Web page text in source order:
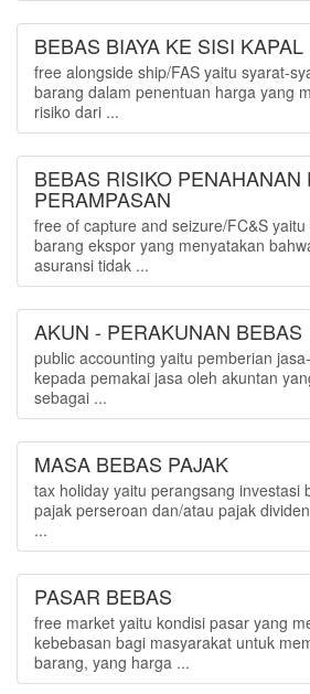
BEBAS BIAYA KE SISI KAPAL
free alongside ship/FAS yaitu syarat-
barang dalam penentuan harga yang
risiko dari ...
BEBAS RISIKO PENAHANAN
PERAMPASAN
free of capture and seizure/FC&S
barang ekspor yang menyatakan
asuransi tidak ...
AKUN - PERAKUNAN BEBAS
public accounting yaitu pemberian
kepada pemakai jasa oleh akuntan
sebagai ...
MASA BEBAS PAJAK
tax holiday yaitu perangsang investasi
pajak perseroan dan/atau pajak
...
PASAR BEBAS
free market yaitu kondisi pasar yang
kebebasan bagi masyarakat untuk
barang, yang harga ...